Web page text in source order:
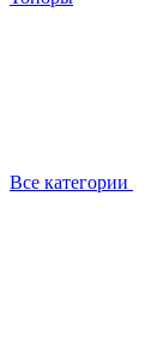
Все категории